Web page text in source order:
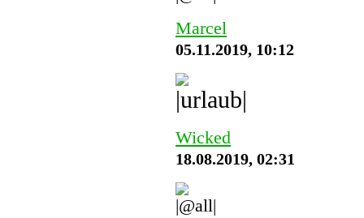
Marcel
05.11.2019, 10:12
Wicked
18.08.2019, 02:31